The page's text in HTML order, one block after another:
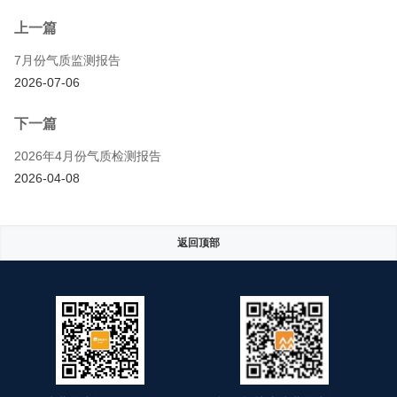
上一篇
7月份气质监测报告
2026-07-06
下一篇
2026年4月份气质检测报告
2026-04-08
返回顶部